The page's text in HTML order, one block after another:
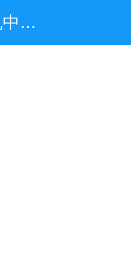
RISC-V单片机中文网——全球首家只专注于RISC-V单片机行业应用的中文网站